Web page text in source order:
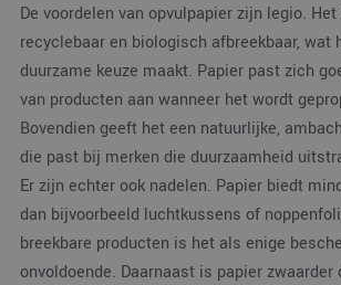
De voordelen van opvulpapier zijn legio.
recyclebaar en biologisch afbreekbaar, wat
duurzame keuze maakt. Papier past zich
van producten aan wanneer het wordt
Bovendien geeft het een natuurlijke,
die past bij merken die duurzaamheid
Er zijn echter ook nadelen. Papier biedt
dan bijvoorbeeld luchtkussens of
breekbare producten is het als enige
onvoldoende. Daarnaast is papier zwaarder